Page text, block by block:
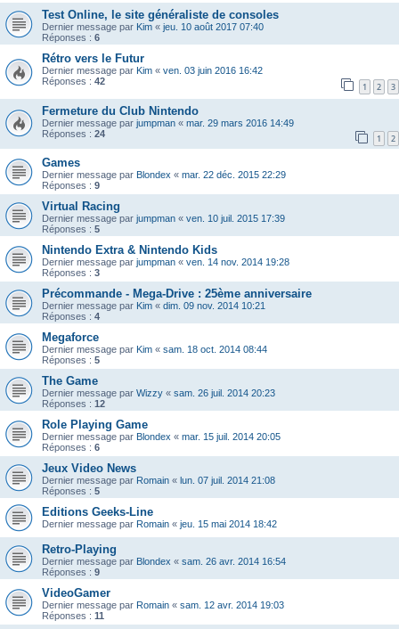
Test Online, le site généraliste de consoles
Dernier message par Kim « jeu. 10 août 2017 07:40
Réponses : 6
Rétro vers le Futur
Dernier message par Kim « ven. 03 juin 2016 16:42
Réponses : 42 1 2 3
Fermeture du Club Nintendo
Dernier message par jumpman « mar. 29 mars 2016 14:49
Réponses : 24 1 2
Games
Dernier message par Blondex « mar. 22 déc. 2015 22:29
Réponses : 9
Virtual Racing
Dernier message par jumpman « ven. 10 juil. 2015 17:39
Réponses : 5
Nintendo Extra & Nintendo Kids
Dernier message par jumpman « ven. 14 nov. 2014 19:28
Réponses : 3
Précommande - Mega-Drive : 25ème anniversaire
Dernier message par Kim « dim. 09 nov. 2014 10:21
Réponses : 4
Megaforce
Dernier message par Kim « sam. 18 oct. 2014 08:44
Réponses : 5
The Game
Dernier message par Wizzy « sam. 26 juil. 2014 20:23
Réponses : 12
Role Playing Game
Dernier message par Blondex « mar. 15 juil. 2014 20:05
Réponses : 6
Jeux Video News
Dernier message par Romain « lun. 07 juil. 2014 21:08
Réponses : 5
Editions Geeks-Line
Dernier message par Romain « jeu. 15 mai 2014 18:42
Retro-Playing
Dernier message par Blondex « sam. 26 avr. 2014 16:54
Réponses : 9
VideoGamer
Dernier message par Romain « sam. 12 avr. 2014 19:03
Réponses : 11